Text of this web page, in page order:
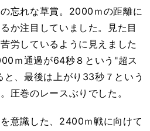
忘れな草賞。2000ｍの距離に
か注目していました。見た目
労しているように見えました
ｍ通過が64秒８という"超ス
と、最後は上がり33秒７という
圧巻のレースぶりでした。
意識した、2400ｍ戦に向けて